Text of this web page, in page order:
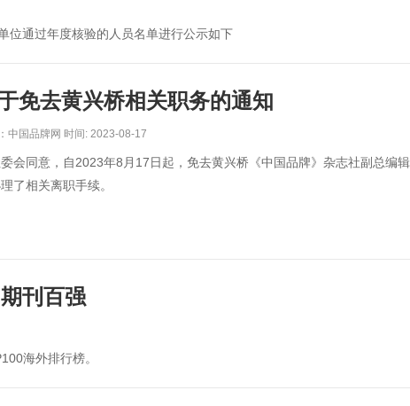
位通过年度核验的人员名单进行公示如下
免去黄兴桥相关职务的通知
中国品牌网 时间: 2023-08-17
会同意，自2023年8月17日起，免去黄兴桥《中国品牌》杂志社副总编辑
了相关离职手续。
刊百强
海外排行榜。